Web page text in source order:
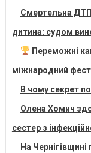
Смертельна ДТП
дитина: судом
Переможні
міжнародний
В чому секрет
Олена Хомич
сестер з
На